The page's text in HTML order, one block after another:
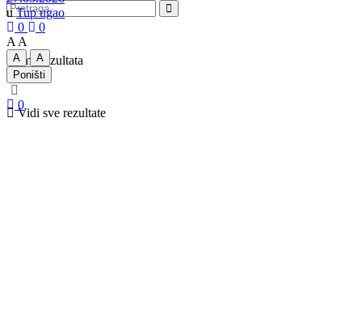
Nema rezultata
Vidi sve rezultate
u Tup ugao
0
0
A A
A
A
Poništi
0